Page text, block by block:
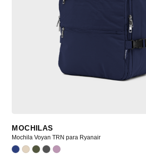
MOCHILAS
Mochila Voyan TRN para Ryanair